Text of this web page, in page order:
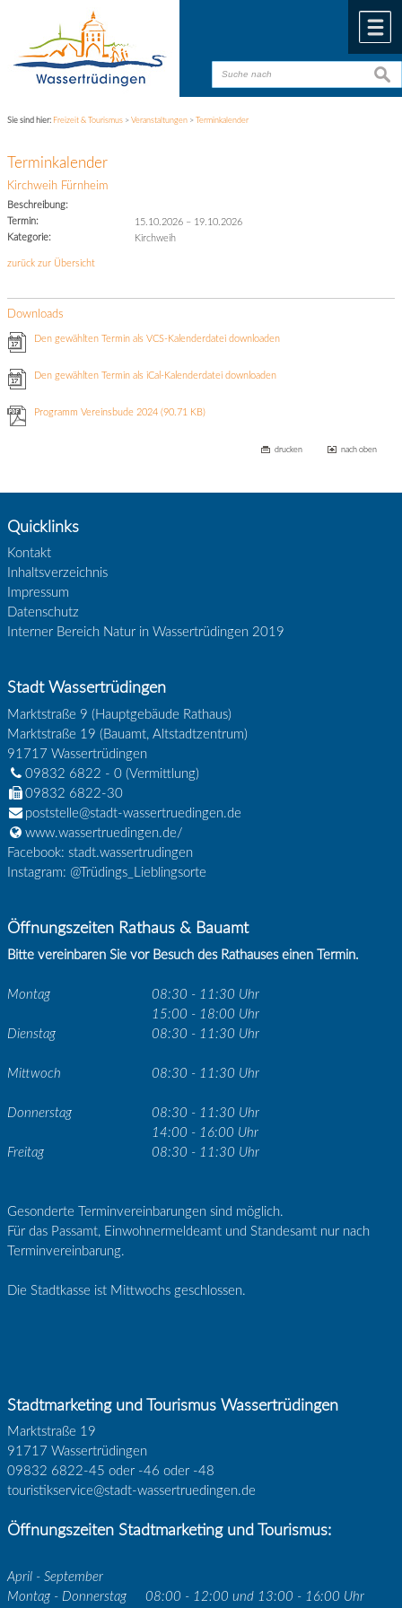
Sie sind hier: Freizeit & Tourismus >Veranstaltungen > Terminkalender
Terminkalender
Kirchweih Fürnheim
Beschreibung:
Termin:
15.10.2026 – 19.10.2026
Kategorie:
Kirchweih
zurück zur Übersicht
Downloads
Den gewählten Termin als VCS-Kalenderdatei downloaden
Den gewählten Termin als iCal-Kalenderdatei downloaden
Programm Vereinsbude 2024(90.71 KB)
drucken nach oben
Quicklinks
Kontakt
Inhaltsverzeichnis
Impressum
Datenschutz
Interner Bereich Natur in Wassertrüdingen 2019
Stadt Wassertrüdingen
Marktstraße 9 (Hauptgebäude Rathaus)
Marktstraße 19 (Bauamt, Altstadtzentrum)
91717 Wassertrüdingen
09832 6822 - 0(Vermittlung)
09832 6822-30
poststelle@stadt-wassertruedingen.de
www.wassertruedingen.de/
Facebook: stadt.wassertrudingen
Instagram: @Trüdings_Lieblingsorte
Öffnungszeiten Rathaus & Bauamt
Bitte vereinbaren Sie vor Besuch des Rathauses einen Termin.
Montag
08:30 - 11:30 Uhr
15:00 - 18:00 Uhr
Dienstag
08:30 - 11:30 Uhr
Mittwoch 08:30 - 11:30 Uhr
Donnerstag
08:30 - 11:30 Uhr
14:00 - 16:00 Uhr
Freitag
08:30 - 11:30 Uhr
Gesonderte Terminvereinbarungen sind möglich.
Für das Passamt, Einwohnermeldeamt und Standesamt nur nach
Terminvereinbarung.
Die Stadtkasse ist Mittwochs geschlossen.
Stadtmarketing und Tourismus Wassertrüdingen
Marktstraße 19
91717 Wassertrüdingen
09832 6822-45 oder -46 oder -48
touristikservice@stadt-wassertruedingen.de
Öffnungszeiten Stadtmarketing und Tourismus:
April - September
Montag - Donnerstag
08:00 - 12:00 und 13:00 - 16:00 Uhr